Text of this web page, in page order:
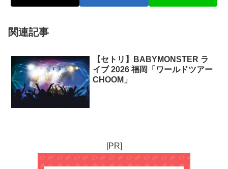
関連記事
【セトリ】BABYMONSTER ラ
イブ 2026 福岡「ワールドツアー
CHOOM」
[PR]